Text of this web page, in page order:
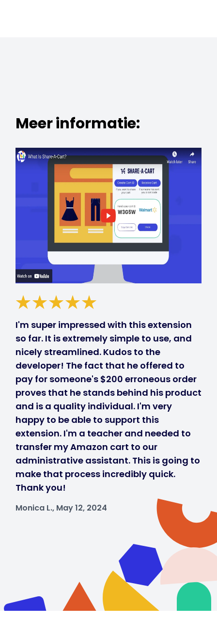
Meer informatie:
I'm super impressed with this extension
so far. It is extremely simple to use, and
nicely streamlined. Kudos to the
developer! The fact that he offered to
pay for someone's $200 erroneous order
proves that he stands behind his product
and is a quality individual. I'm very
happy to be able to support this
extension. I'm a teacher and needed to
transfer my Amazon cart to our
administrative assistant. This is going to
make that process incredibly quick.
Thank you!
Monica L., May 12, 2024